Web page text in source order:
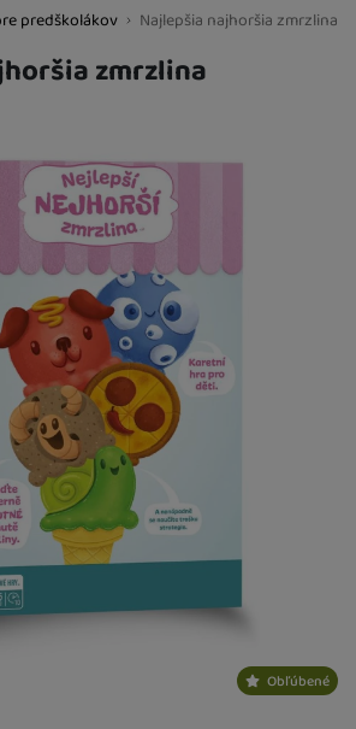
predškolákov Najlepšia najhoršia zmrzlina
zmrzlina
Obľúbené